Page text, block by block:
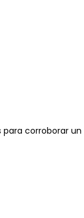
para corroborar un